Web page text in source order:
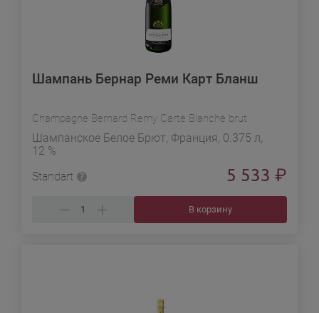
Шампань Бернар Реми Карт Бланш
Champagne Bernard Remy Carte Blanche brut
Шампанское Белое Брют, Франция, 0.375 л,
12 %
Standart
5 533 ₽
В корзину